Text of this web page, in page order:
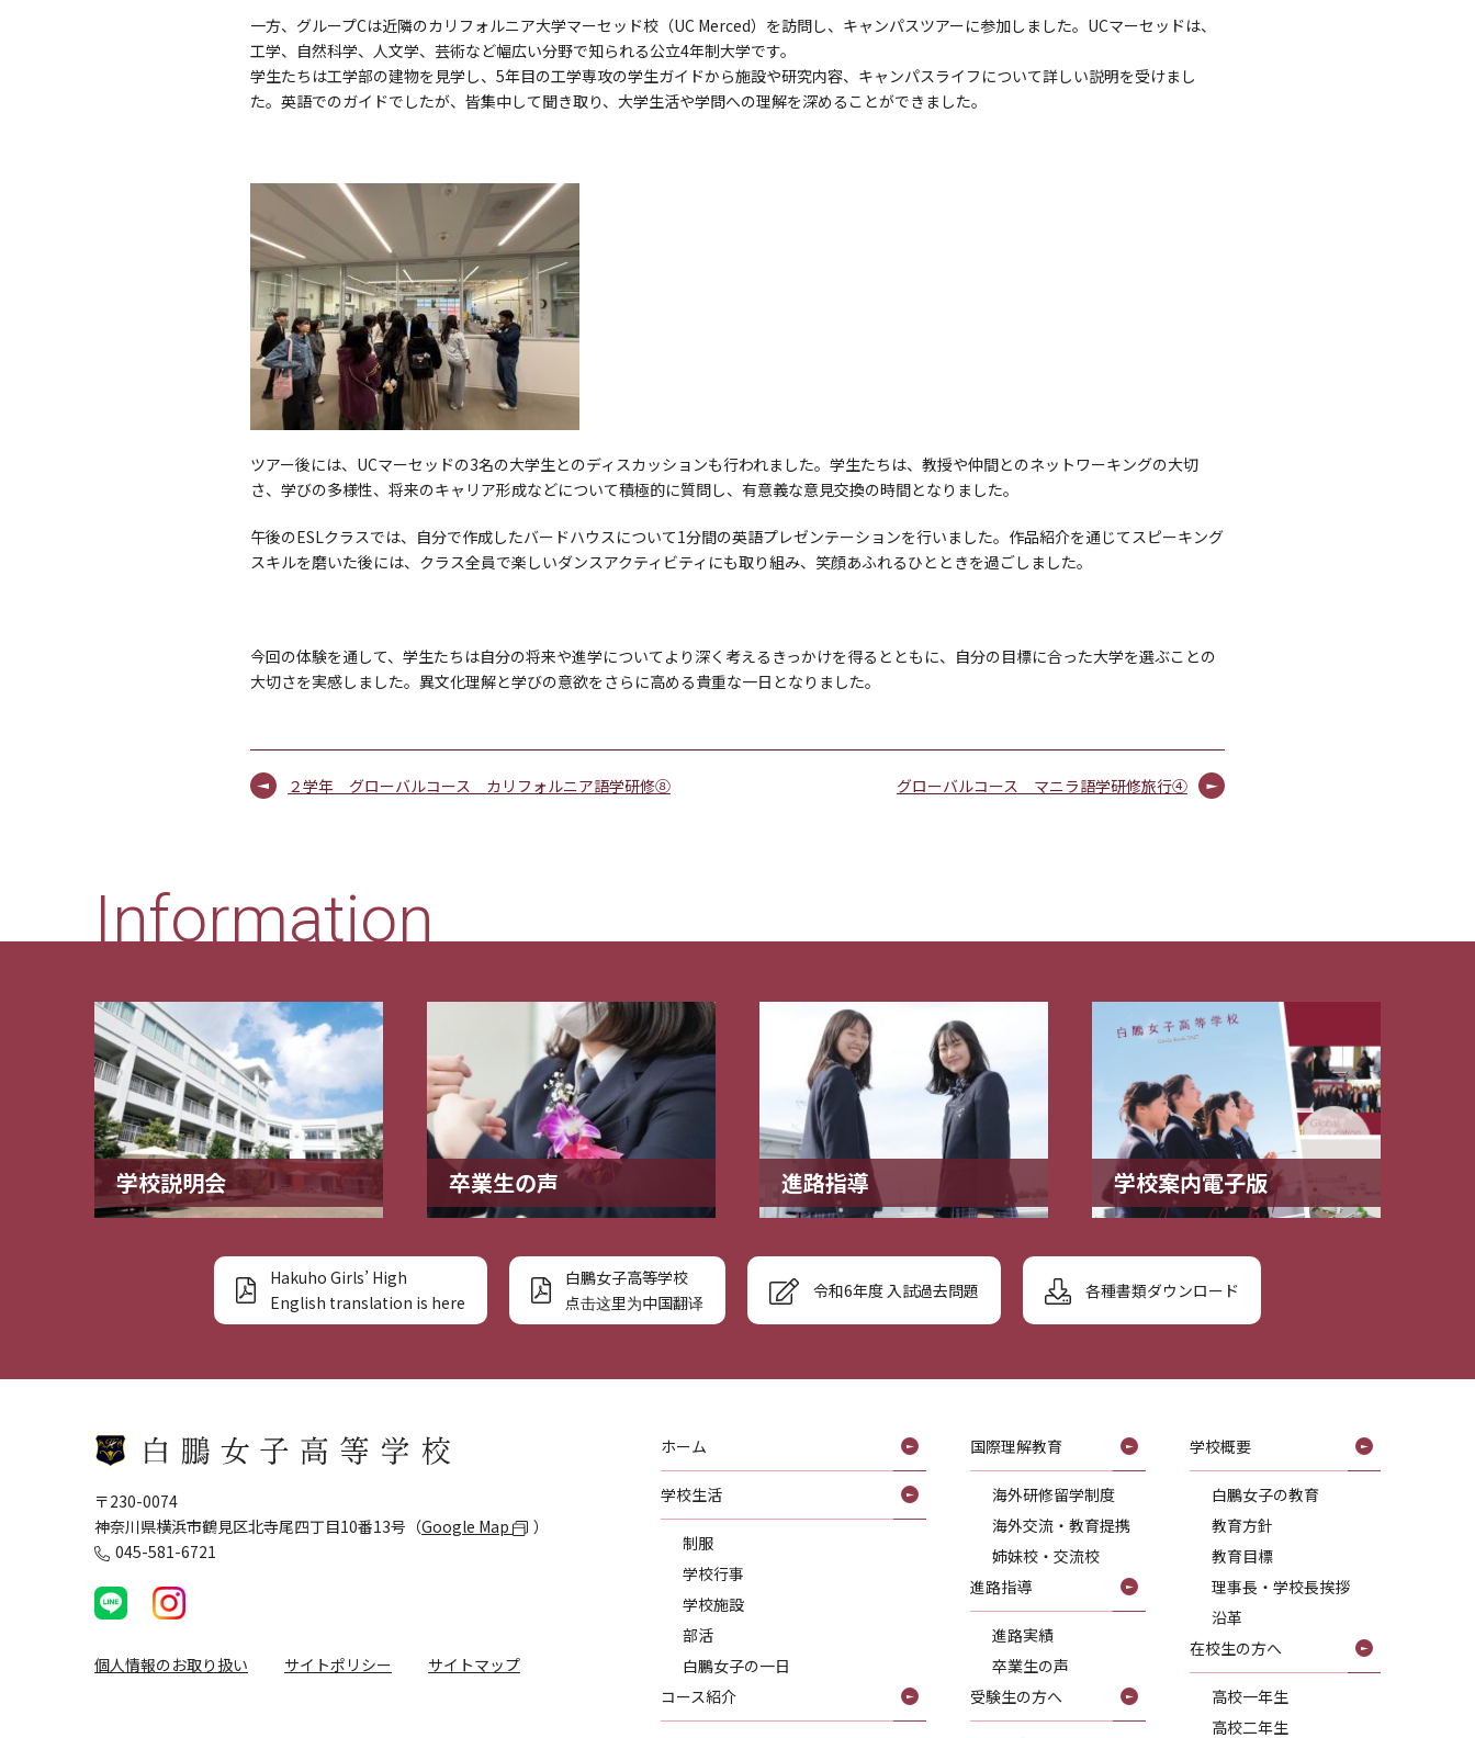
一方、グループCは近隣のカリフォルニア大学マーセッド校（UC Merced）を訪問し、キャンパスツアーに参加しました。UCマーセッドは、
工学、自然科学、人文学、芸術など幅広い分野で知られる公立4年制大学です。
学生たちは工学部の建物を見学し、5年目の工学専攻の学生ガイドから施設や研究内容、キャンパスライフについて詳しい説明を受けまし
た。英語でのガイドでしたが、皆集中して聞き取り、大学生活や学問への理解を深めることができました。
ツアー後には、UCマーセッドの3名の大学生とのディスカッションも行われました。学生たちは、教授や仲間とのネットワーキングの大切
さ、学びの多様性、将来のキャリア形成などについて積極的に質問し、有意義な意見交換の時間となりました。
午後のESLクラスでは、自分で作成したバードハウスについて1分間の英語プレゼンテーションを行いました。作品紹介を通じてスピーキング
スキルを磨いた後には、クラス全員で楽しいダンスアクティビティにも取り組み、笑顔あふれるひとときを過ごしました。
今回の体験を通して、学生たちは自分の将来や進学についてより深く考えるきっかけを得るとともに、自分の目標に合った大学を選ぶことの
大切さを実感しました。異文化理解と学びの意欲をさらに高める貴重な一日となりました。
２学年 グローバルコース カリフォルニア語学研修⑧ グローバルコース マニラ語学研修旅行④
Information
学校説明会 卒業生の声 進路指導 学校案内電子版
Hakuho Girls’ High
English translation is here
白鵬女子高等学校
点击这里为中国翻译
令和6年度 入試過去問題 各種書類ダウンロード
〒230-0074
神奈川県横浜市鶴見区北寺尾四丁目10番13号（Google Map
）
045-581-6721
個人情報のお取り扱い サイトポリシー サイトマップ
ホーム
学校生活
制服
学校行事
学校施設
部活
白鵬女子の一日
コース紹介
国際理解教育
海外研修留学制度
海外交流・教育提携
姉妹校・交流校
進路指導
進路実績
卒業生の声
受験生の方へ
学校概要
白鵬女子の教育
教育方針
教育目標
理事長・学校長挨拶
沿革
在校生の方へ
高校一年生
高校二年生